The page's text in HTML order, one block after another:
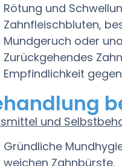
Rötung und
Zahnfleischbluten,
Mundgeruch oder
Zurückgehendes
Empfindlichkeit
und
Gründliche
weichen Zahnbürste.